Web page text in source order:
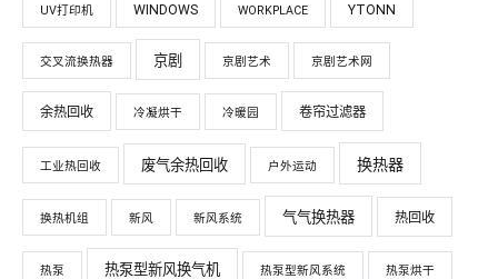
UV打印机 WINDOWS WORKPLACE YTONN
交叉流换热器 京剧 京剧艺术 京剧艺术网
余热回收 冷凝烘干 冷暖园 卷帘过滤器
工业热回收 废气余热回收 户外运动 换热器
换热机组 新风 新风系统 气气换热器 热回收
热泵 热泵型新风换气机 热泵型新风系统 热泵烘干